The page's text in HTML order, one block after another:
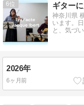
6 ギター
神奈川県
います。
と、気づ
2026年
6ヶ月前